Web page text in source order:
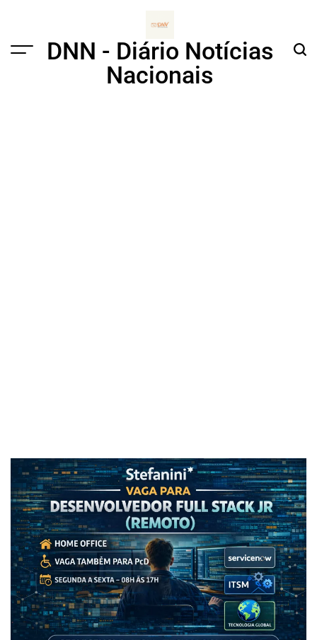
Menu
DNN - Diário Notícias
Nacionais